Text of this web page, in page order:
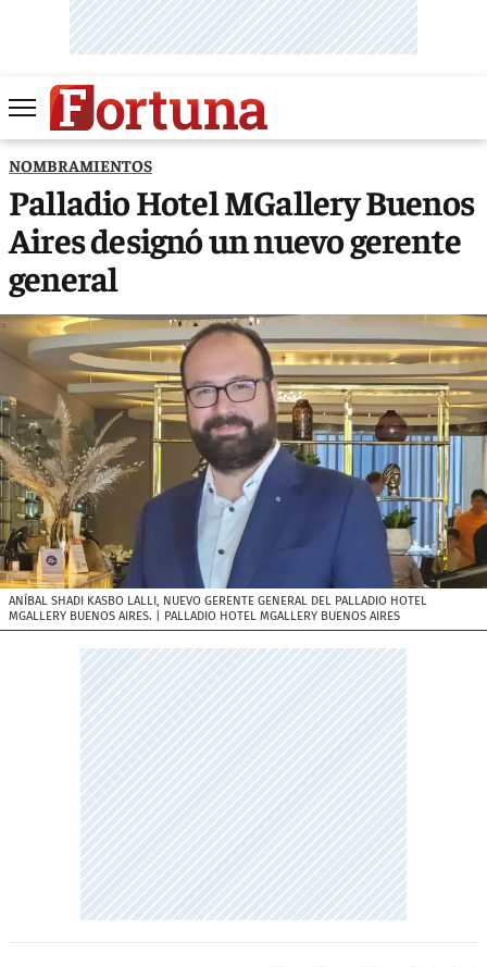
NOMBRAMIENTOS
Palladio Hotel MGallery Buenos
Aires designó un nuevo gerente
general
ANÍBAL SHADI KASBO LALLI, NUEVO GERENTE GENERAL DEL PALLADIO HOTEL
MGALLERY BUENOS AIRES. | PALLADIO HOTEL MGALLERY BUENOS AIRES